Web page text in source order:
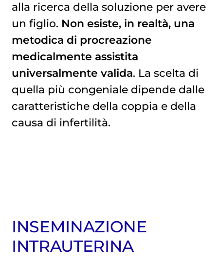
alla ricerca della soluzione per avere
un figlio. Non esiste, in realtà, una
metodica di procreazione
medicalmente assistita
universalmente valida. La scelta di
quella più congeniale dipende dalle
caratteristiche della coppia e della
causa di infertilità.
INSEMINAZIONE
INTRAUTERINA